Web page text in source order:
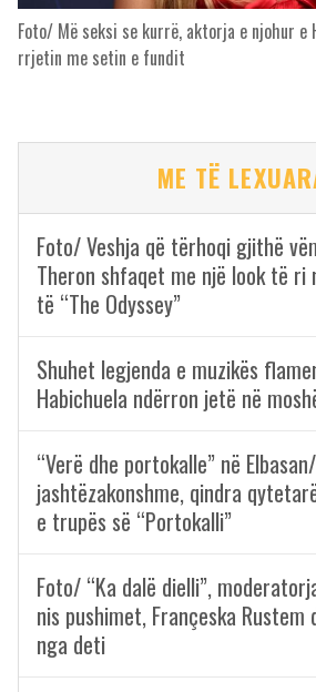
Foto/ Më seksi se kurrë, aktorja e njohur e
rrjetin me setin e fundit
ME TË
Foto/ Veshja që tërhoqi gjithë
Theron shfaqet me një look të
të “The Odyssey”
Shuhet legjenda e muzikës
Habichuela ndërron jetë në
“Verë dhe portokalle” në
jashtëzakonshme, qindra
e trupës së “Portokalli”
Foto/ “Ka dalë dielli”,
nis pushimet, Françeska Rustem
nga deti